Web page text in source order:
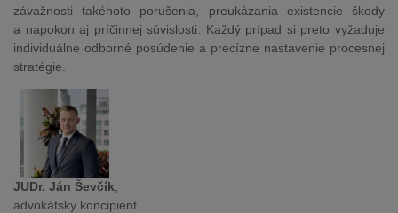
závažnosti takéhoto porušenia, preukázania existencie škody
a napokon aj príčinnej súvislosti. Každý prípad si preto vyžaduje
individuálne odborné posúdenie a precízne nastavenie procesnej
stratégie.
JUDr. Ján Ševčík
advokátsky koncipient